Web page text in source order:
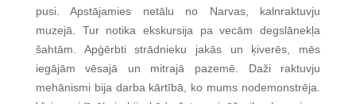
pusi. Apstājamies netālu no Narvas, kalnraktuvju
muzejā. Tur notika ekskursija pa vecām degslānekļa
šahtām. Apģērbti strādnieku jakās un ķiverēs, mēs
iegājām vēsajā un mitrajā pazemē. Daži raktuvju
mehānismi bija darba kārtībā, ko mums nodemonstrēja.